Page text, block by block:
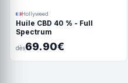
Hollyweed
Huile CBD 40 % - Full
Spectrum
dès69.90€